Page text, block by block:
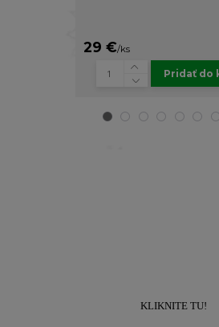
29 €/ks
Pridať do
KLIKNITE TU!